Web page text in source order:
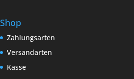
Shop
Zahlungsarten
Versandarten
Kasse